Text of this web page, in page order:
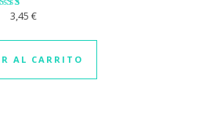
5
3,45 €
AL CARRITO